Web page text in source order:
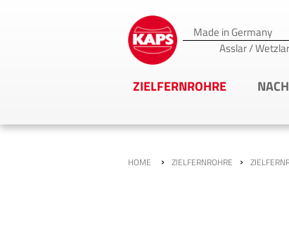
Made in Germany
Asslar / Wetzlar
ZIELFERNROHRE
HOME › ZIELFERNROHRE ›